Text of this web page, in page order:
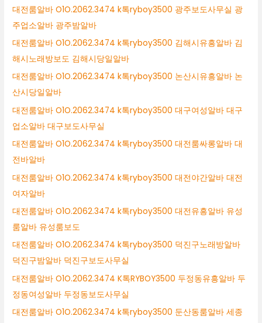
대전룸알바 O1O.2062.3474 k톡ryboy3500 광주보도사무실 광
주업소알바 광주밤알바
대전룸알바 O1O.2062.3474 k톡ryboy3500 김해시유흥알바 김
해시노래방보도 김해시당일알바
대전룸알바 O1O.2062.3474 k톡ryboy3500 논산시유흥알바 논
산시당일알바
대전룸알바 O1O.2062.3474 k톡ryboy3500 대구여성알바 대구
업소알바 대구보도사무실
대전룸알바 O1O.2062.3474 k톡ryboy3500 대전룸싸롱알바 대
전바알바
대전룸알바 O1O.2062.3474 k톡ryboy3500 대전야간알바 대전
여자알바
대전룸알바 O1O.2062.3474 k톡ryboy3500 대전유흥알바 유성
룸알바 유성룸보도
대전룸알바 O1O.2062.3474 k톡ryboy3500 덕진구노래방알바
덕진구밤알바 덕진구보도사무실
대전룸알바 O1O.2062.3474 K톡RYBOY3500 두정동유흥알바 두
정동여성알바 두정동보도사무실
대전룸알바 O1O.2062.3474 k톡ryboy3500 둔산동룸알바 세종